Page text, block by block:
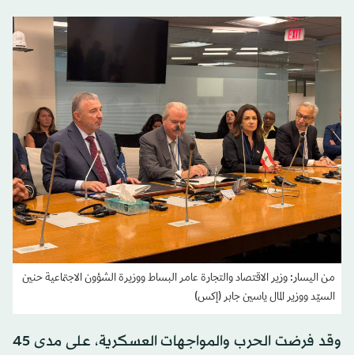
من اليسار: وزير الاقتصاد والتجارة عامر البساط ووزيرة الشؤون الاجتماعية حنين
السيّد ووزير المال ياسين جابر (إكس)
وقد فرضت الحرب والمواجهات العسكرية، على مدى 45